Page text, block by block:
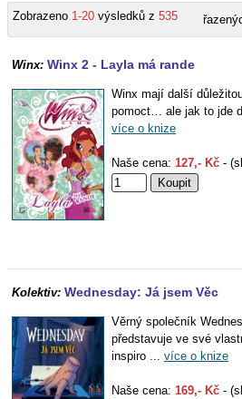
Zobrazeno 1-20 výsledků z 535
Winx: Winx 2 - Layla má rande
Winx mají další
pomoct… ale jak to jde
více o knize
Naše cena: 127,- Kč -
Kolektiv: Wednesday: Já jsem Věc
Věrný společník
představuje ve své
inspiro ... více o knize
Naše cena: 169,- Kč -